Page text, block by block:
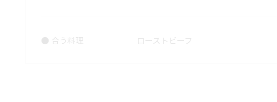
● 合う料理 ローストビーフ